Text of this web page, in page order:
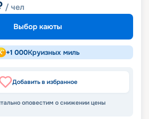
/ чел
Выбор каюты
+1 000Круизных миль
Добавить в избранное
оповестим о снижении цены